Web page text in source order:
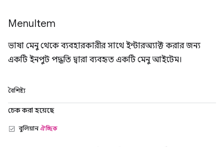
MenuItem
ভাষা মেনু থেকে ব্যবহারকারীর সাথে ইন্টারঅ্যাক্ট করার জন্য
একটি ইনপুট পদ্ধতি দ্বারা ব্যবহৃত একটি মেনু আইটেম।
বৈশিষ্ট্য
চেক করা হয়েছে
বুলিয়ানঐচ্ছিক